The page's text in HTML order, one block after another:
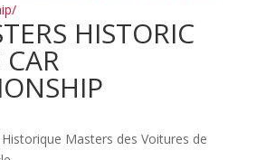
HISTORIC
CAR
Masters des Voitures de